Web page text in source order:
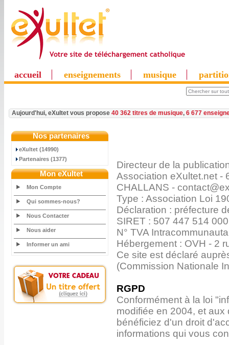
accueil enseignements musique
Aujourd'hui, eXultet vous propose 40 362 titres de musique, 6 677
Nos partenaires
eXultet (14990)
Partenaires (1377)
Mon eXultet
Mon Compte
Qui sommes-nous?
Nous Contacter
Nous aider
Informer un ami
Directeur de la
Association eXultet.net -
CHALLANS -
Type : Association Loi
Déclaration : préfecture
SIRET : 507 447 514
N° TVA
Hébergement : OVH - 2
Ce site est déclaré
(Commission Nationale
RGPD
Conformément à la loi
modifiée en 2004, et
bénéficiez d'un droit
informations qui vous